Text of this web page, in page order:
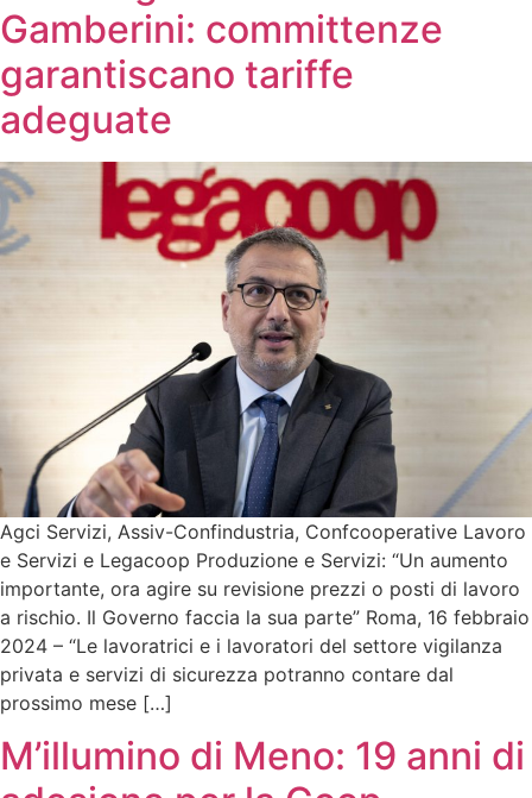
Gamberini: committenze
garantiscano tariffe
adeguate
Agci Servizi, Assiv-Confindustria, Confcooperative Lavoro
e Servizi e Legacoop Produzione e Servizi: “Un aumento
importante, ora agire su revisione prezzi o posti di lavoro
a rischio. Il Governo faccia la sua parte” Roma, 16 febbraio
2024 – “Le lavoratrici e i lavoratori del settore vigilanza
privata e servizi di sicurezza potranno contare dal
prossimo mese […]
M’illumino di Meno: 19 anni di